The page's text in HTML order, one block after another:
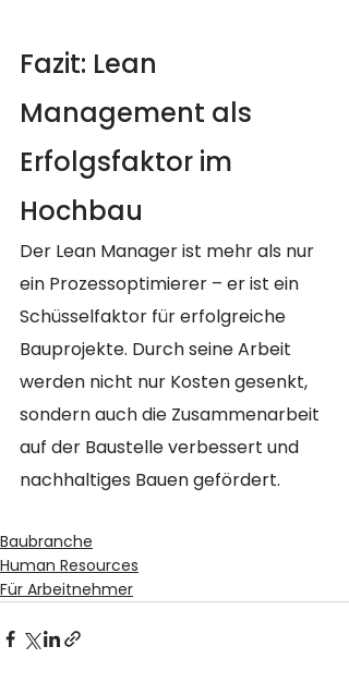
Fazit: Lean
Management als
Erfolgsfaktor im
Hochbau
Der Lean Manager ist mehr als nur
ein Prozessoptimierer – er ist ein
Schüsselfaktor für erfolgreiche
Bauprojekte. Durch seine Arbeit
werden nicht nur Kosten gesenkt,
sondern auch die Zusammenarbeit
auf der Baustelle verbessert und
nachhaltiges Bauen gefördert.
Baubranche
Human Resources
Für Arbeitnehmer